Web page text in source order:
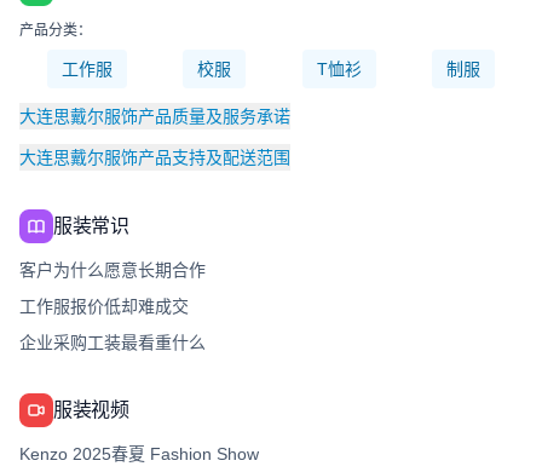
产品分类：
工作服 校服 T恤衫 制服
大连思戴尔服饰产品质量及服务承诺
大连思戴尔服饰产品支持及配送范围
服装常识
客户为什么愿意长期合作
工作服报价低却难成交
企业采购工装最看重什么
服装视频
Kenzo 2025春夏 Fashion Show